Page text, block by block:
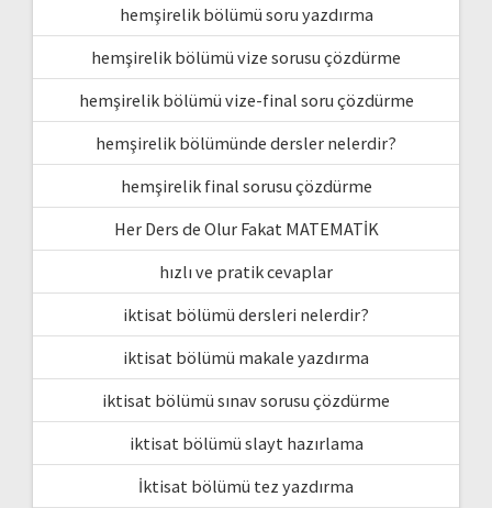
hemşirelik bölümü soru yazdırma
hemşirelik bölümü vize sorusu çözdürme
hemşirelik bölümü vize-final soru çözdürme
hemşirelik bölümünde dersler nelerdir?
hemşirelik final sorusu çözdürme
Her Ders de Olur Fakat MATEMATİK
hızlı ve pratik cevaplar
iktisat bölümü dersleri nelerdir?
iktisat bölümü makale yazdırma
iktisat bölümü sınav sorusu çözdürme
iktisat bölümü slayt hazırlama
İktisat bölümü tez yazdırma